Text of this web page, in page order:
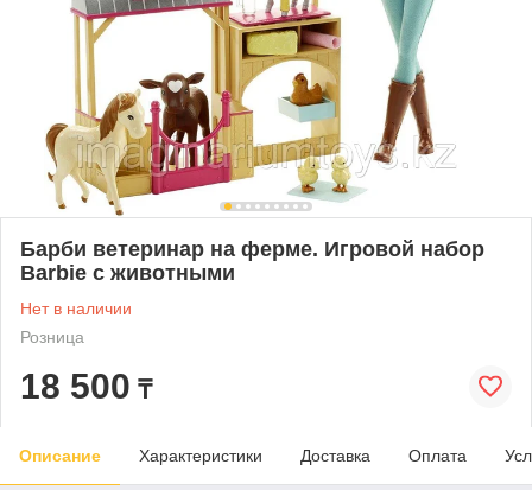
Барби ветеринар на ферме. Игровой набор
Barbie с животными
Нет в наличии
Розница
18 500 ₸
Описание Характеристики Доставка Оплата